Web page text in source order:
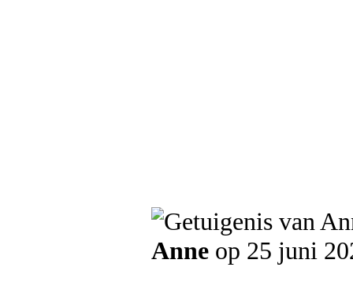
Anne op 25 juni